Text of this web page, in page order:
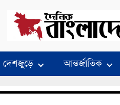
দেশজুড়ে আন্তর্জাতিক